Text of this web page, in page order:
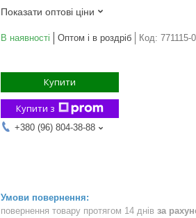
Показати оптові ціни
В наявності Оптом і в роздріб Код: 771115-
Купити
Купити з
+380 (96) 804-38-88
повернення товару протягом 14 днів за